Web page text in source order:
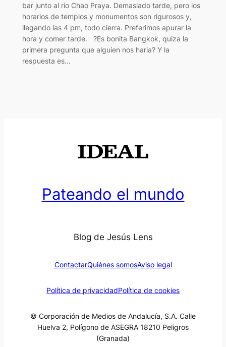
bar junto al rio Chao Praya. Demasiado tarde, pero los
horarios de templos y monumentos son rigurosos y,
llegando las 4 pm, todo cierra. Preferimos apurar la
hora y comer tarde. ?Es bonita Bangkok, quiza la
primera pregunta que alguien nos haria? Y la
respuesta es…
Pateando el mundo
Blog de Jesús Lens
ContactarQuiénes somosAviso legal
Política de privacidadPolítica de cookies
© Corporación de Medios de Andalucía, S.A. Calle
Huelva 2, Polígono de ASEGRA 18210 Peligros
(Granada)